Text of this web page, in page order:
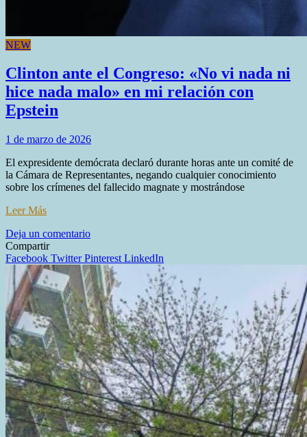
NEW
Clinton ante el Congreso: «No vi nada ni
hice nada malo» en mi relación con
Epstein
1 de marzo de 2026
El expresidente demócrata declaró durante horas ante un comité de
la Cámara de Representantes, negando cualquier conocimiento
sobre los crímenes del fallecido magnate y mostrándose
Leer Más
Deja un comentarioen
ante
el
Congreso:
«No
vi
nada
ni
hice
nada
malo»
en
mi
relación
con
Epstein
Compartir
Facebook TwitterPinterest LinkedIn